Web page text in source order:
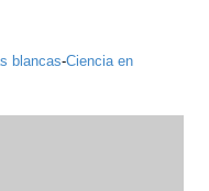
blancas-Ciencia en